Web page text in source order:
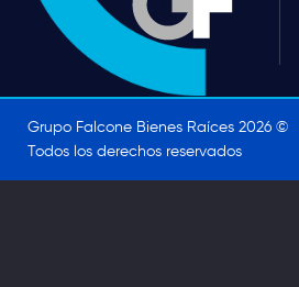
Grupo Falcone Bienes Raíces 2026 ©
Todos los derechos reservados